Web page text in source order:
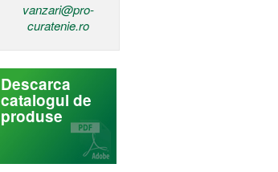
vanzari@pro-
curatenie.ro
Descarca
catalogul de
produse